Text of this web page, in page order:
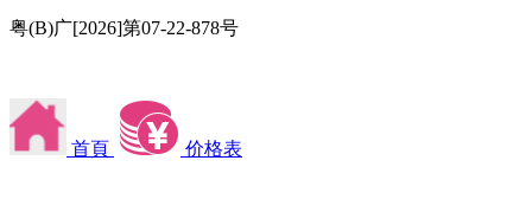
粤(B)广[2026]第07-22-878号
首頁 价格表